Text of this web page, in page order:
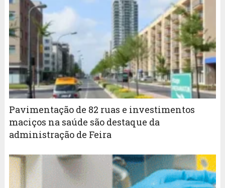
Pavimentação de 82 ruas e investimentos
maciços na saúde são destaque da
administração de Feira